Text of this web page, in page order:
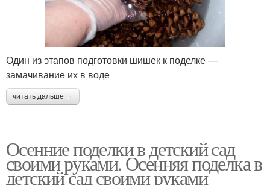
Один из этапов подготовки шишек к поделке —
замачивание их в воде
читать дальше →
Осенние поделки в детский сад
своими руками. Осенняя поделка в
детский сад своими руками